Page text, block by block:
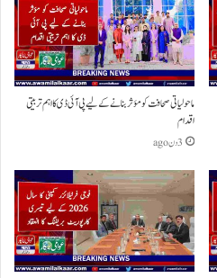
ماحولیاتی صحافت کو مؤثر بنانے کے لیے پی آئی ڈی کا اہم تربیتی
اقدام
3 دن ago